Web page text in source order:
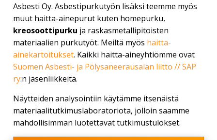
Asbesti Oy. Asbestipurkutyön lisäksi teemme myös
muut haitta-ainepurut kuten homepurku,
kreosoottipurku ja raskasmetallipitoisten
materiaalien purkutyöt. Meiltä myös haitta-
ainekartoitukset. Kaikki haitta-aineyhtiömme ovat
Suomen Asbesti- ja Pölysaneerausalan liitto // SAP
ry:n jäsenliikkeitä.
Näytteiden analysointiin käytämme itsenäistä
materiaalitutkimuslaboratoriota, jolloin saamme
mahdollisimman luotettavat tutkimustulokset.